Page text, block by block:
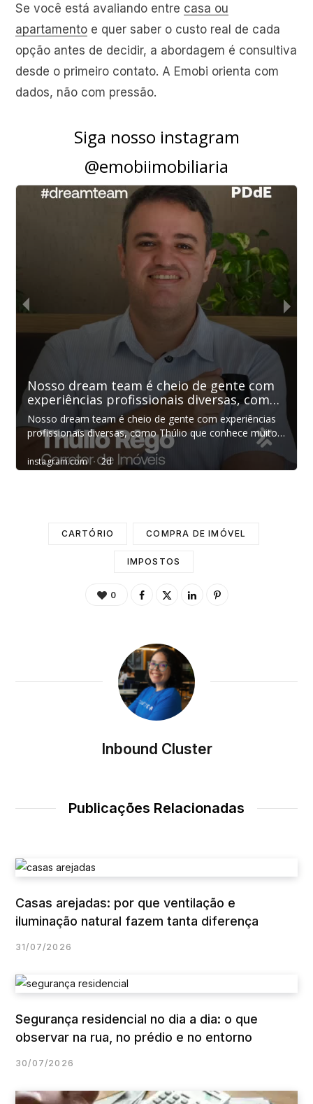
Se você está avaliando entre casa ou
apartamento e quer saber o custo real de cada
opção antes de decidir, a abordagem é consultiva
desde o primeiro contato. A Emobi orienta com
dados, não com pressão.
CARTÓRIO COMPRA DE IMÓVEL
IMPOSTOS
0
Inbound Cluster
Publicações Relacionadas
Casas arejadas: por que ventilação e
iluminação natural fazem tanta diferença
31/07/2026
Segurança residencial no dia a dia: o que
observar na rua, no prédio e no entorno
30/07/2026